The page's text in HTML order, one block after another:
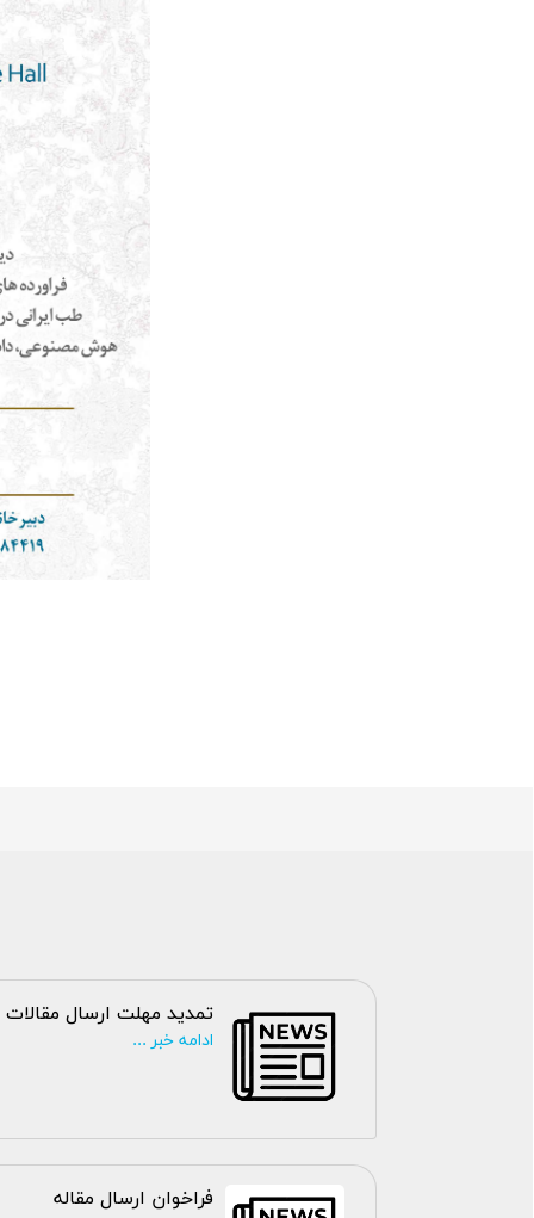
تمدید مهلت ارسال مقالات
ادامه خبر ...
فراخوان ارسال مقاله